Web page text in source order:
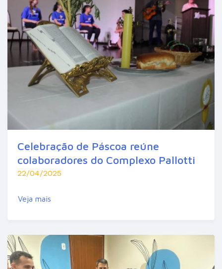
Celebração de Páscoa reúne
colaboradores do Complexo Pallotti
22/04/2025
Veja mais